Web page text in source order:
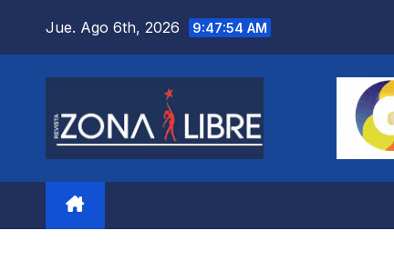
Jue. Ago 6th, 2026 9:47:55 AM